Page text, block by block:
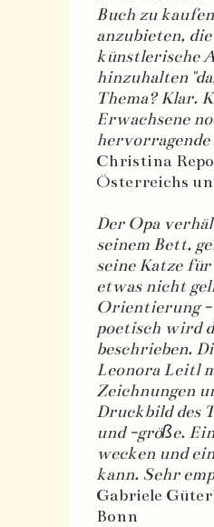
Buch zu
anzubieten,
künstlerische
hinzuhalten
Thema? Klar.
Erwachsene
Christina
Österreichs
Der Opa
seinem Bett,
seine Katze
etwas nicht
Orientierung -
poetisch wird
beschrieben.
Leonora Leitl
Zeichnungen
Druckbild des
und -größe.
wecken und
kann. Sehr
Gabriele
Bonn